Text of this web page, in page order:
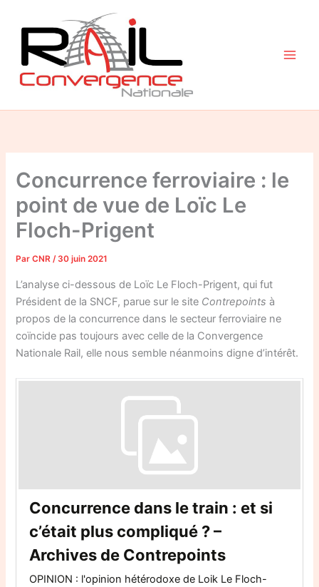
contenu
Concurrence ferroviaire : le
point de vue de Loïc Le
Floch-Prigent
ParCNR/ 30 juin 2021
L’analyse ci-dessous de Loïc Le Floch-Prigent, qui fut
Président de la SNCF, parue sur le site Contrepoints à
propos de la concurrence dans le secteur ferroviaire ne
coïncide pas toujours avec celle de la Convergence
Nationale Rail, elle nous semble néanmoins digne d’intérêt.
Concurrence dans le train : et si
c’était plus compliqué ? –
Archives de Contrepoints
OPINION : l'opinion hétérodoxe de Loik Le Floch-